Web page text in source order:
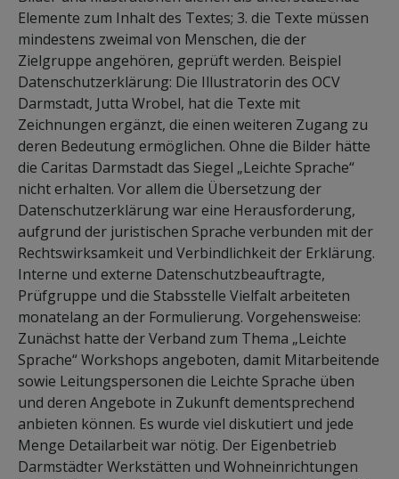
Elemente zum Inhalt des Textes; 3. die Texte müssen
mindestens zweimal von Menschen, die der
Zielgruppe angehören, geprüft werden. Beispiel
Datenschutzerklärung: Die Illustratorin des OCV
Darmstadt, Jutta Wrobel, hat die Texte mit
Zeichnungen ergänzt, die einen weiteren Zugang zu
deren Bedeutung ermöglichen. Ohne die Bilder hätte
die Caritas Darmstadt das Siegel „Leichte Sprache“
nicht erhalten. Vor allem die Übersetzung der
Datenschutzerklärung war eine Herausforderung,
aufgrund der juristischen Sprache verbunden mit der
Rechtswirksamkeit und Verbindlichkeit der Erklärung.
Interne und externe Datenschutzbeauftragte,
Prüfgruppe und die Stabsstelle Vielfalt arbeiteten
monatelang an der Formulierung. Vorgehensweise:
Zunächst hatte der Verband zum Thema „Leichte
Sprache“ Workshops angeboten, damit Mitarbeitende
sowie Leitungspersonen die Leichte Sprache üben
und deren Angebote in Zukunft dementsprechend
anbieten können. Es wurde viel diskutiert und jede
Menge Detailarbeit war nötig. Der Eigenbetrieb
Darmstädter Werkstätten und Wohneinrichtungen